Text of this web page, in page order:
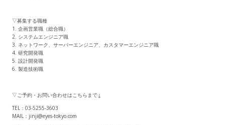
▽募集する職種
1. 企画営業職（総合職）
2. システムエンジニア職
3. ネットワーク、サーバーエンジニア、カスタマーエンジニア職
4. 研究開発職
5. 設計開発職
6. 製造技術職
▽ご予約・お問い合わせはこちらまで↓
TEL：03-5255-3603
MAIL：jinji@eyes-tokyo.com